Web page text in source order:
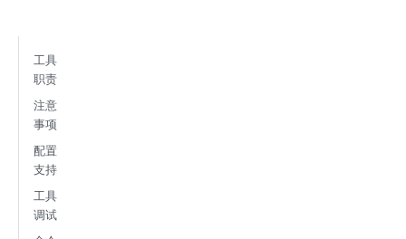
工具
职责
注意
事项
配置
支持
工具
调试